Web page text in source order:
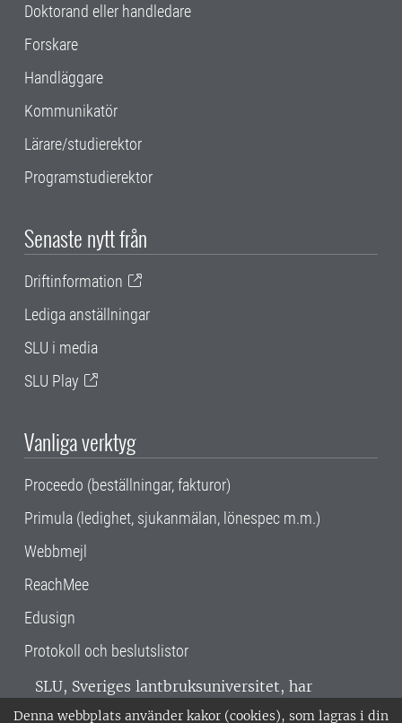
Denna webbplats använder kakor (cookies), som lagras i din
Doktorand eller handledare
Forskare
Handläggare
Kommunikatör
Lärare/studierektor
Programstudierektor
Senaste nytt från
Driftinformation
Lediga anställningar
SLU i media
SLU Play
Vanliga verktyg
Proceedo (beställningar, fakturor)
Primula (ledighet, sjukanmälan, lönespec m.m.)
Webbmejl
ReachMee
Edusign
Protokoll och beslutslistor
SLU, Sveriges lantbruksuniversitet, har
verksamhet över hela Sverige. Huvudorter är